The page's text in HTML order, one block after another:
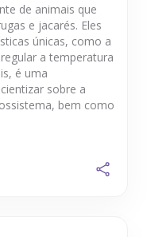
de animais que
e jacarés. Eles
únicas, como a
a temperatura
é uma
sobre a
bem como